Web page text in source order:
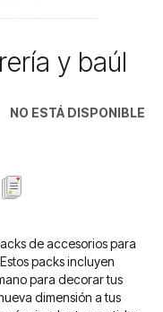
y baúl
NO ESTÁ DISPONIBLE
de accesorios para
packs incluyen
para decorar tus
dimensión a tus